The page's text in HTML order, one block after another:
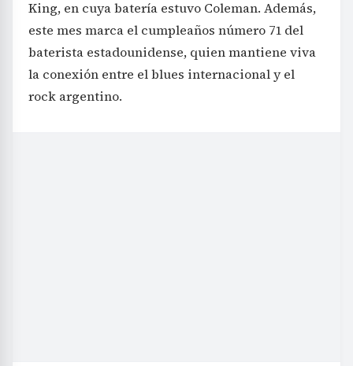
King, en cuya batería estuvo Coleman. Además,
este mes marca el cumpleaños número 71 del
baterista estadounidense, quien mantiene viva
la conexión entre el blues internacional y el
rock argentino.